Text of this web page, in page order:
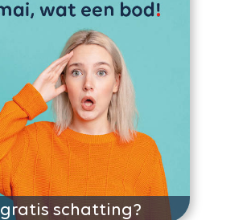
gratis schatting?